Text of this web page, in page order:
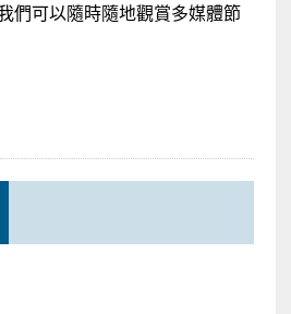
們可以隨時隨地觀賞多媒體節